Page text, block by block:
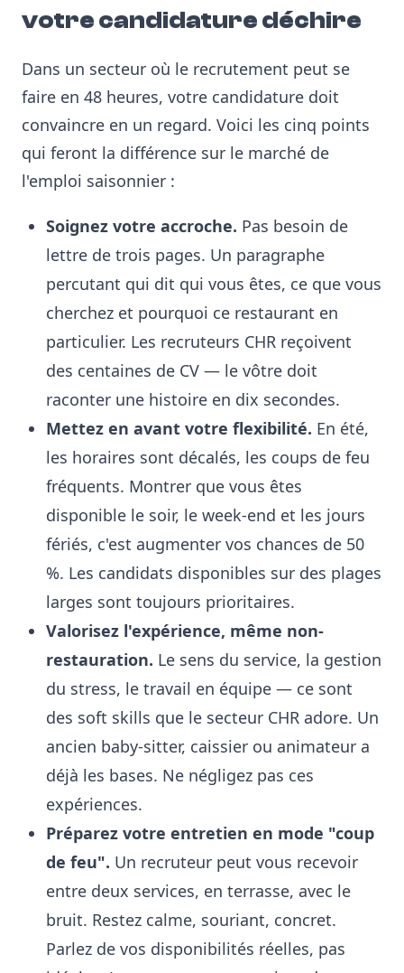
votre candidature déchire
Dans un secteur où le recrutement peut se
faire en 48 heures, votre candidature doit
convaincre en un regard. Voici les cinq points
qui feront la différence sur le marché de
l'emploi saisonnier :
Soignez votre accroche. Pas besoin de
lettre de trois pages. Un paragraphe
percutant qui dit qui vous êtes, ce que vous
cherchez et pourquoi ce restaurant en
particulier. Les recruteurs CHR reçoivent
des centaines de CV — le vôtre doit
raconter une histoire en dix secondes.
Mettez en avant votre flexibilité. En été,
les horaires sont décalés, les coups de feu
fréquents. Montrer que vous êtes
disponible le soir, le week-end et les jours
fériés, c'est augmenter vos chances de 50
%. Les candidats disponibles sur des plages
larges sont toujours prioritaires.
Valorisez l'expérience, même non-
restauration. Le sens du service, la gestion
du stress, le travail en équipe — ce sont
des soft skills que le secteur CHR adore. Un
ancien baby-sitter, caissier ou animateur a
déjà les bases. Ne négligez pas ces
expériences.
Préparez votre entretien en mode "coup
de feu". Un recruteur peut vous recevoir
entre deux services, en terrasse, avec le
bruit. Restez calme, souriant, concret.
Parlez de vos disponibilités réelles, pas